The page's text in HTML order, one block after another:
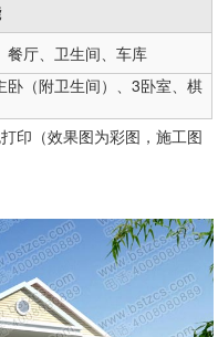
餐厅、卫生间、车库
卧（附卫生间）、3卧室、棋
印（效果图为彩图，施工图